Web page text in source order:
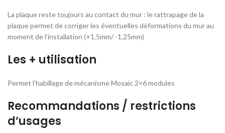
La plaque reste toujours au contact du mur : le rattrapage de la
plaque permet de corriger les éventuelles déformations du mur au
moment de l’installation (+1,5mm/ -1,25mm)
Les + utilisation
Permet l’habillage de mécanisme Mosaic 2×6 modules
Recommandations / restrictions
d’usages